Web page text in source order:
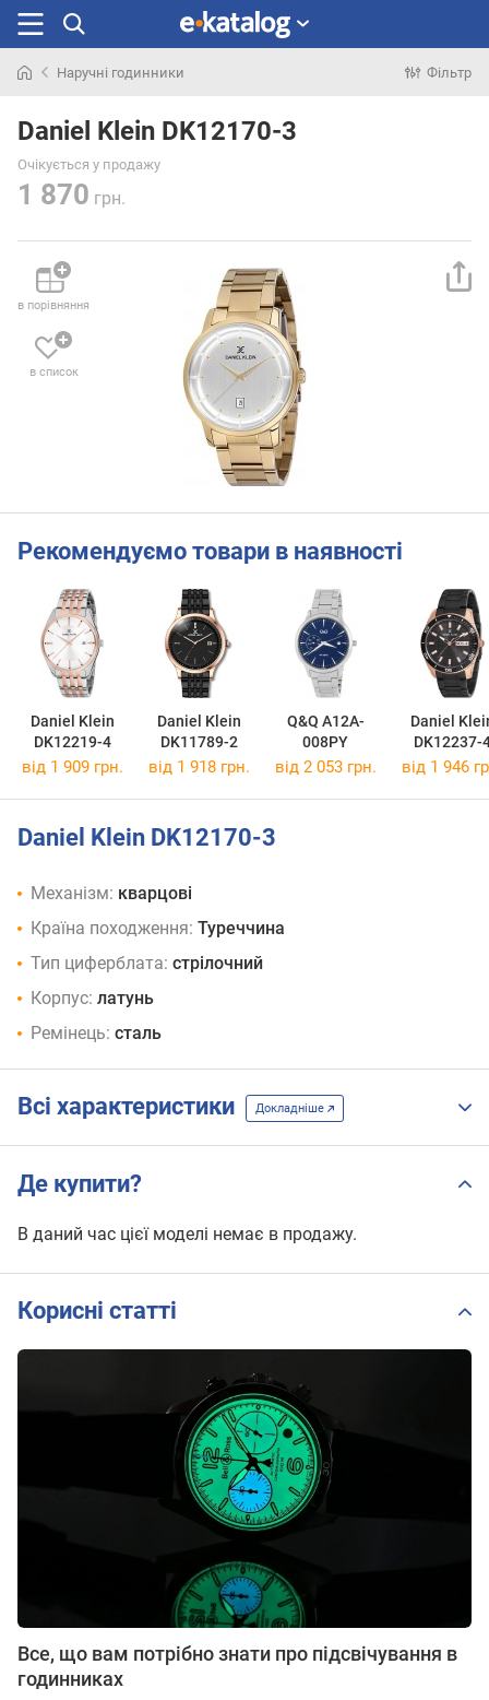
раніше
Наручні годинники Фільтр
Daniel Klein DK12170-3
Очікується у продажу
1 870 грн.
в порівняння
в список
Рекомендуємо товари в наявності
Daniel Klein
DK12219-4
Daniel Klein
DK11789-2
Q&Q A12A-
008PY
Daniel
DK12237-
від 1 909 грн. від 1 918 грн. від 2 053 грн. від 1 946
Daniel Klein DK12170-3
Механізм: кварцові
Країна походження: Туреччина
Тип циферблата: стрілочний
Корпус: латунь
Ремінець: сталь
Всі характеристики Докладніше
Де купити?
В даний час цієї моделі немає в продажу.
Корисні статті
Все, що вам потрібно знати про підсвічування в
годинниках